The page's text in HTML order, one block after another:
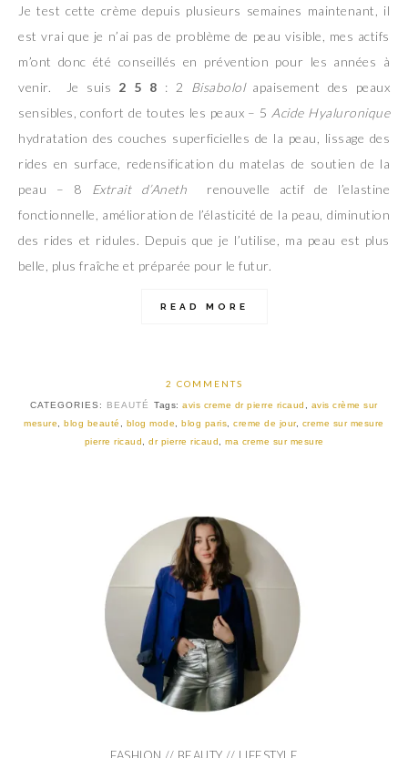
Je test cette crème depuis plusieurs semaines maintenant, il
est vrai que je n’ai pas de problème de peau visible, mes actifs
m’ont donc été conseillés en prévention pour les années à
venir. Je suis 2 5 8 : 2 Bisabololapaisement des peaux
sensibles, confort de toutes les peaux – 5 Acide Hyaluronique
hydratation des couches superficielles de la peau, lissage des
rides en surface, redensification du matelas de soutien de la
peau – 8 Extrait d’Aneth renouvelle actif de l’elastine
fonctionnelle, amélioration de l’élasticité de la peau, diminution
des rides et ridules. Depuis que je l’utilise, ma peau est plus
belle, plus fraîche et préparée pour le futur.
READ MORE
2 COMMENTS
CATEGORIES: BEAUTÉ Tags:avis creme dr pierre ricaud
avis crème sur
mesure
,blog beauté blog mode ,blog paris ,creme de jour, creme sur mesure
pierre ricaud
dr pierre ricaud ma creme sur mesure
FASHION // BEAUTY // LIFESTYLE